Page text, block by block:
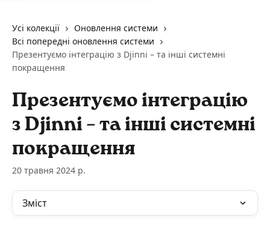
Усі колекції
Оновлення системи
Всі попередні оновлення системи
Презентуємо інтеграцію з Djinni – та інші системні
покращення
Презентуємо інтеграцію
з Djinni – та інші системні
покращення
20 травня 2024 р.
Зміст